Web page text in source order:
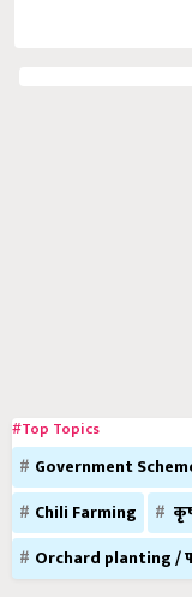
#Top Topics
Government
Chili Farming
Orchard planting /